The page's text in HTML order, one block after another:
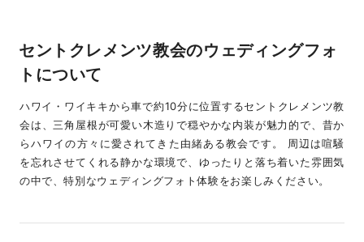
セントクレメンツ教会のウェディングフォ
トについて
ハワイ・ワイキキから車で約10分に位置するセントクレメンツ教
会は、三角屋根が可愛い木造りで穏やかな内装が魅力的で、昔か
らハワイの方々に愛されてきた由緒ある教会です。 周辺は喧騒
を忘れさせてくれる静かな環境で、ゆったりと落ち着いた雰囲気
の中で、特別なウェディングフォト体験をお楽しみください。